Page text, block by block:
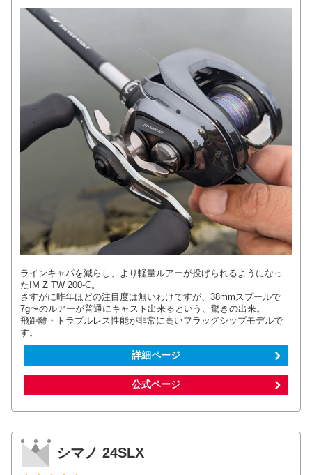
ラインキャパを減らし、より軽量ルアーが投げられるようになっ
たIM Z TW 200-C。
さすがに昨年ほどの注目度は無いわけですが、38mmスプールで
7g〜のルアーが普通にキャスト出来るという、驚きの出来。
飛距離・トラブルレス性能が非常に高いフラッグシップモデルで
す。
詳細ページ
公式ページ
シマノ 24SLX